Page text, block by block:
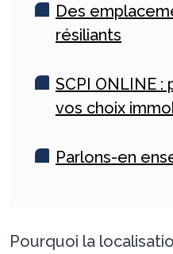
Des
résiliants
SCPI ONLINE
vos choix
Parlons-en
Pourquoi la